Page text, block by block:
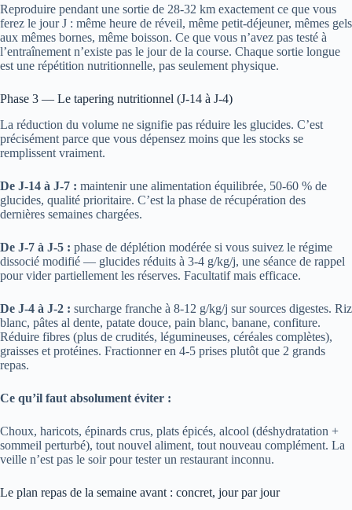
Reproduire pendant une sortie de 28-32 km exactement ce que vous
ferez le jour J : même heure de réveil, même petit-déjeuner, mêmes gels
aux mêmes bornes, même boisson. Ce que vous n’avez pas testé à
l’entraînement n’existe pas le jour de la course. Chaque sortie longue
est une répétition nutritionnelle, pas seulement physique.
Phase 3 — Le tapering nutritionnel (J-14 à J-4)
La réduction du volume ne signifie pas réduire les glucides. C’est
précisément parce que vous dépensez moins que les stocks se
remplissent vraiment.
De J-14 à J-7 : maintenir une alimentation équilibrée, 50-60 % de
glucides, qualité prioritaire. C’est la phase de récupération des
dernières semaines chargées.
De J-7 à J-5 : phase de déplétion modérée si vous suivez le régime
dissocié modifié — glucides réduits à 3-4 g/kg/j, une séance de rappel
pour vider partiellement les réserves. Facultatif mais efficace.
De J-4 à J-2 : surcharge franche à 8-12 g/kg/j sur sources digestes. Riz
blanc, pâtes al dente, patate douce, pain blanc, banane, confiture.
Réduire fibres (plus de crudités, légumineuses, céréales complètes),
graisses et protéines. Fractionner en 4-5 prises plutôt que 2 grands
repas.
Ce qu’il faut absolument éviter :
Choux, haricots, épinards crus, plats épicés, alcool (déshydratation +
sommeil perturbé), tout nouvel aliment, tout nouveau complément. La
veille n’est pas le soir pour tester un restaurant inconnu.
Le plan repas de la semaine avant : concret, jour par jour